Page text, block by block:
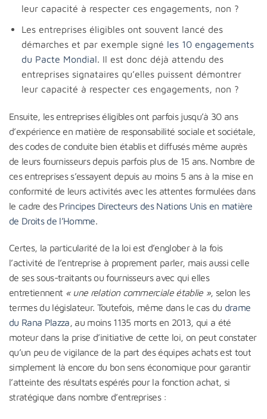
leur capacité à respecter ces engagements, non ?
Les entreprises éligibles ont souvent lancé des
démarches et par exemple signé les 10 engagements
du Pacte Mondial. Il est donc déjà attendu des
entreprises signataires qu’elles puissent démontrer
leur capacité à respecter ces engagements, non ?
Ensuite, les entreprises éligibles ont parfois jusqu’à 30 ans
d’expérience en matière de responsabilité sociale et sociétale,
des codes de conduite bien établis et diffusés même auprès
de leurs fournisseurs depuis parfois plus de 15 ans. Nombre de
ces entreprises s’essayent depuis au moins 5 ans à la mise en
conformité de leurs activités avec les attentes formulées dans
le cadre des Principes Directeurs des Nations Unis en matière
de Droits de l’Homme.
Certes, la particularité de la loi est d’englober à la fois
l’activité de l’entreprise à proprement parler, mais aussi celle
de ses sous-traitants ou fournisseurs avec qui elles
entretiennent « une relation commerciale établie », selon les
termes du législateur. Toutefois, même dans le cas du drame
du Rana Plazza, au moins 1135 morts en 2013, qui a été
moteur dans la prise d’initiative de cette loi, on peut constater
qu’un peu de vigilance de la part des équipes achats est tout
simplement là encore du bon sens économique pour garantir
l’atteinte des résultats espérés pour la fonction achat, si
stratégique dans nombre d’entreprises :